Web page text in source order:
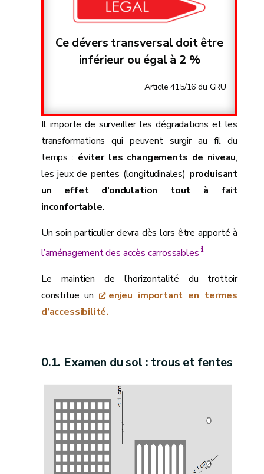
Ce dévers transversal doit être
inférieur ou égal à 2 %
Article 415/16 du GRU
Il importe de surveiller les dégradations et les
transformations qui peuvent surgir au fil du
temps : éviter les changements de niveau,
les jeux de pentes (longitudinales) produisant
un effet d’ondulation tout à fait
inconfortable.
Un soin particulier devra dès lors être apporté à
l’aménagement des accès carrossables.
Le maintien de l’horizontalité du trottoir
constitue un
enjeu important en termes
d’accessibilité.
Examen du sol : trous et fentes